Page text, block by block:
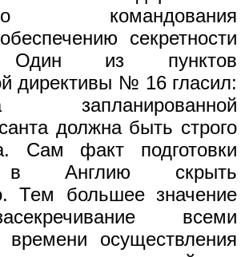
командования
секретности
Один из пунктов
директивы № 16 гласил:
запланированной
должна быть строго
Сам факт подготовки
в Англию скрыть
Тем большее значение
всеми
времени осуществления